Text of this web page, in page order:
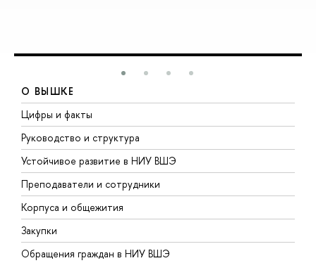
О ВЫШКЕ
Цифры и факты
Руководство и структура
Устойчивое развитие в НИУ ВШЭ
Преподаватели и сотрудники
Корпуса и общежития
Закупки
Обращения граждан в НИУ ВШЭ